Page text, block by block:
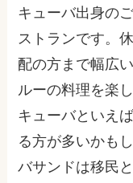
キューバ出身の
ストランです。
配の方まで幅広
ルーの料理を楽
キューバといえ
る方が多いかも
バサンドは移民